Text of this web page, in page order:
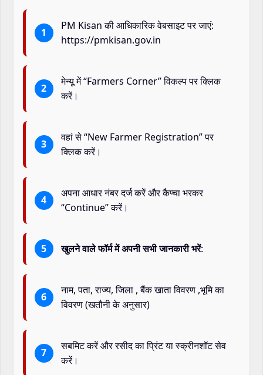
PM Kisan की आधिकारिक वेबसाइट पर जाएं:
https://pmkisan.gov.in
मेन्यू में “Farmers Corner” विकल्प पर क्लिक
करें।
वहां से “New Farmer Registration” पर
क्लिक करें।
अपना आधार नंबर दर्ज करें और कैप्चा भरकर
“Continue” करें।
खुलने वाले फॉर्म में अपनी सभी जानकारी भरें:
नाम, पता, राज्य, जिला , बैंक खाता विवरण ,भूमि का
विवरण (खतौनी के अनुसार)
सबमिट करें और रसीद का प्रिंट या स्क्रीनशॉट सेव
करें।